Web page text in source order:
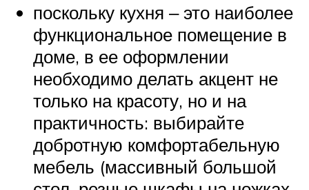
поскольку кухня ‒ это наиболее
функциональное помещение в
доме, в ее оформлении
необходимо делать акцент не
только на красоту, но и на
практичность: выбирайте
добротную комфортабельную
мебель (массивный большой